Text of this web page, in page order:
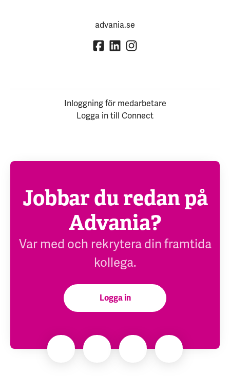
advania.se
Inloggning för medarbetare
Logga in till Connect
Jobbar du redan på
Advania?
Var med och rekrytera din framtida
kollega.
Logga in